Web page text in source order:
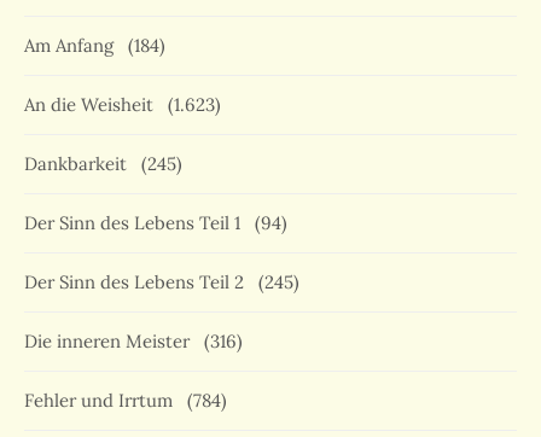
Am Anfang (184)
An die Weisheit (1.623)
Dankbarkeit (245)
Der Sinn des Lebens Teil 1 (94)
Der Sinn des Lebens Teil 2 (245)
Die inneren Meister (316)
Fehler und Irrtum (784)